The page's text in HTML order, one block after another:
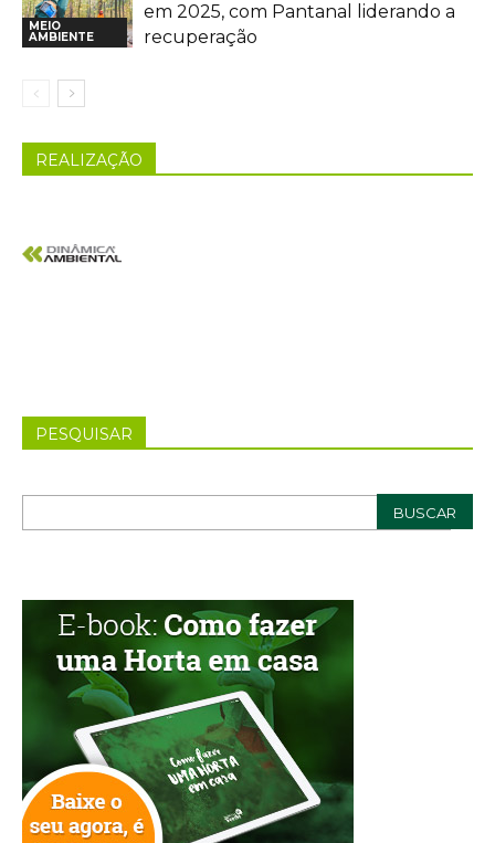
MEIO
AMBIENTE
em 2025, com Pantanal liderando a
recuperação
REALIZAÇÃO
PESQUISAR